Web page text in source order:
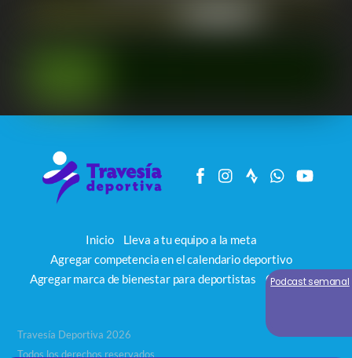
Inicio
Lleva a tu equipo a la meta
Agregar competencia en el calendario deportivo
Agregar marca de bienestar para deportistas
Contacto
Travesía Deportiva 2026
Todos los derechos reservados
Podcast semanal